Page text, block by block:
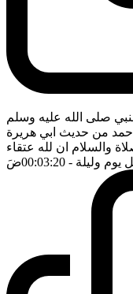
صلى الله عليه وسلم
من حديث ابي هريرة
والسلام ان لله عتقاء
يوم وليلة - 00:03:20 ضَ